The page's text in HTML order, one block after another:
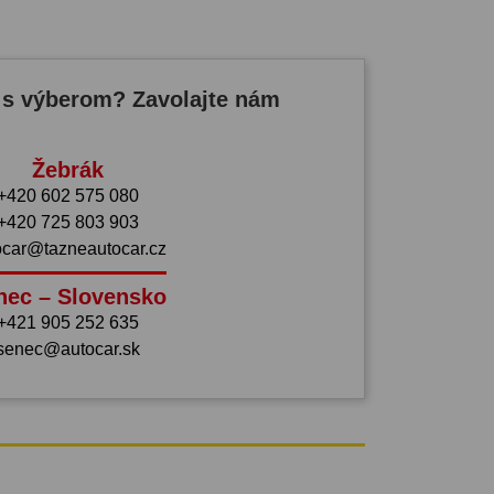
výberom? Zavolajte nám
Žebrák
602 575 080
725 803 903
– Slovensko
905 252 635